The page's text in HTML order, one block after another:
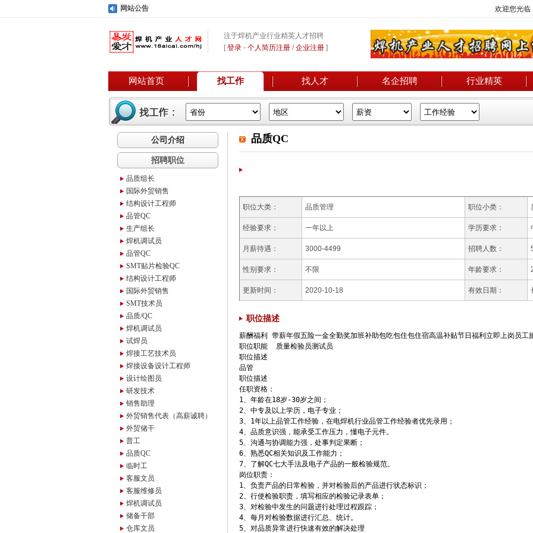
网站公告 欢迎您光临
注于焊机产业行业精英人才招聘
[登录 - 个人简历注册 /企业注册 ]
网站首页 找工作 找人才 名企招聘 行业精英
公司介绍
招聘职位
品质组长
国际外贸销售
结构设计工程师
品管QC
生产组长
焊机调试员
品管QC
SMT贴片检验QC
结构设计工程师
国际外贸销售
SMT技术员
品质/QC
焊机调试员
试焊员
焊接工艺技术员
焊接设备设计工程师
设计绘图员
研发技术
销售助理
外贸销售代表（高薪诚聘）
外贸储干
普工
品质QC
临时工
客服文员
客服维修员
焊机调试员
储备干部
仓库文员
品质QC
职位大类： 品质管理 职位小类：
经验要求： 一年以上 学历要求：
月薪待遇： 3000-4499 招聘人数：
性别要求： 不限 年龄要求：
更新时间： 2020-10-18 有效日期：
职位描述
薪酬福利 带薪年假五险一金全勤奖加班补助包吃包住包住宿高温补贴节日福利立即上岗员工
职位职能  质量检验员测试员
职位描述
品管
职位描述
任职资格：
1、年龄在18岁-30岁之间；
2、中专及以上学历，电子专业；
3、1年以上品管工作经验，在电焊机行业品管工作经验者优先录用；
4、品质意识强，能承受工作压力，懂电子元件。
5、沟通与协调能力强，处事判定果断；
6、熟悉QC相关知识及工作能力；
7、了解QC七大手法及电子产品的一般检验规范。
岗位职责：
1、负责产品的日常检验，并对检验后的产品进行状态标识；
2、行使检验职责，填写相应的检验记录表单；
3、对检验中发生的问题进行处理过程跟踪；
4、每月对检验数据进行汇总、统计。
5、对品质异常进行快速有效的解决处理